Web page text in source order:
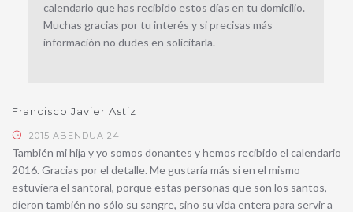
calendario que has recibido estos días en tu domicilio.
Muchas gracias por tu interés y si precisas más
información no dudes en solicitarla.
Francisco Javier Astiz
2015 ABENDUA 24
También mi hija y yo somos donantes y hemos recibido el calendario
2016. Gracias por el detalle. Me gustaría más si en el mismo
estuviera el santoral, porque estas personas que son los santos,
dieron también no sólo su sangre, sino su vida entera para servir a